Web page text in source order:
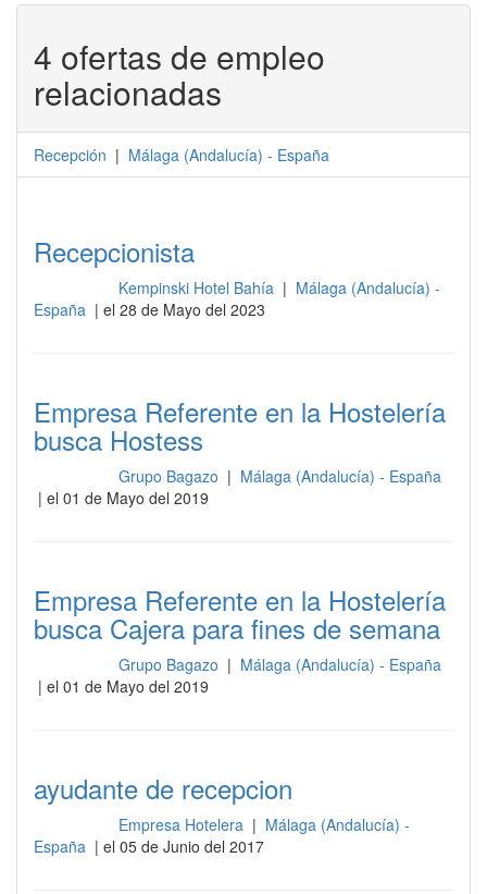
4 ofertas de empleo
relacionadas
Recepción | Málaga (Andalucía) - España
Recepcionista
Kempinski Hotel Bahía | Málaga (Andalucía) -
España | el 28 de Mayo del 2023
Empresa Referente en la Hostelería
busca Hostess
Grupo Bagazo | Málaga (Andalucía) - España
| el 01 de Mayo del 2019
Empresa Referente en la Hostelería
busca Cajera para fines de semana
Grupo Bagazo | Málaga (Andalucía) - España
| el 01 de Mayo del 2019
ayudante de recepcion
Empresa Hotelera | Málaga (Andalucía) -
España | el 05 de Junio del 2017